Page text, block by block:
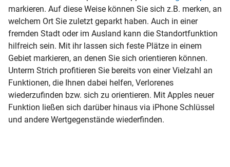
markieren. Auf diese Weise können Sie sich z.B. merken, an
welchem Ort Sie zuletzt geparkt haben. Auch in einer
fremden Stadt oder im Ausland kann die Standortfunktion
hilfreich sein. Mit ihr lassen sich feste Plätze in einem
Gebiet markieren, an denen Sie sich orientieren können.
Unterm Strich profitieren Sie bereits von einer Vielzahl an
Funktionen, die Ihnen dabei helfen, Verlorenes
wiederzufinden bzw. sich zu orientieren. Mit Apples neuer
Funktion ließen sich darüber hinaus via iPhone Schlüssel
und andere Wertgegenstände wiederfinden.